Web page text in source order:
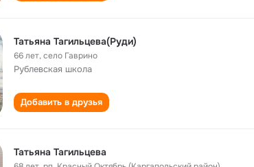
Татьяна Тагильцева(Руди)
66 лет,село Гаврино
Рублевская школа
Добавить в друзья
Татьяна Тагильцева